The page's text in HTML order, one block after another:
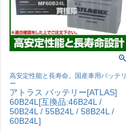
高安定性能と長寿命。国産車用バッテリ
ー
アトラス バッテリー[ATLAS]
60B24L[互換品:46B24L /
50B24L / 55B24L / 58B24L /
60B24L]